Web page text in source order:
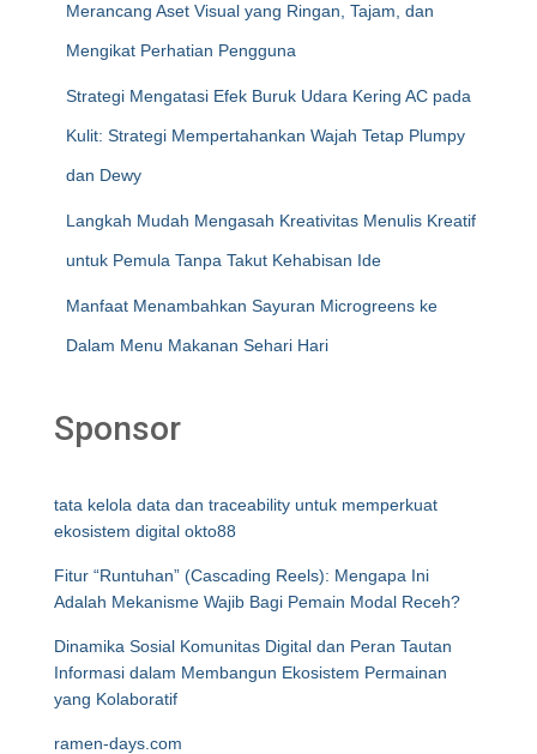
Merancang Aset Visual yang Ringan, Tajam, dan
Mengikat Perhatian Pengguna
Strategi Mengatasi Efek Buruk Udara Kering AC pada
Kulit: Strategi Mempertahankan Wajah Tetap Plumpy
dan Dewy
Langkah Mudah Mengasah Kreativitas Menulis Kreatif
untuk Pemula Tanpa Takut Kehabisan Ide
Manfaat Menambahkan Sayuran Microgreens ke
Dalam Menu Makanan Sehari Hari
Sponsor
tata kelola data dan traceability untuk memperkuat
ekosistem digital okto88
Fitur “Runtuhan” (Cascading Reels): Mengapa Ini
Adalah Mekanisme Wajib Bagi Pemain Modal Receh?
Dinamika Sosial Komunitas Digital dan Peran Tautan
Informasi dalam Membangun Ekosistem Permainan
yang Kolaboratif
ramen-days.com